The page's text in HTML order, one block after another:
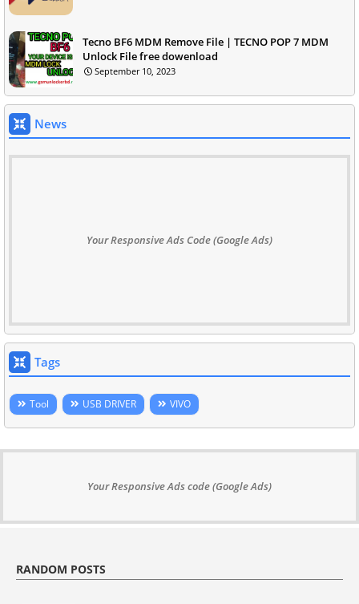
Tecno BF6 MDM Remove File | TECNO POP 7 MDM
Unlock File free dowenload
September 10, 2023
News
Your Responsive Ads Code (Google Ads)
Tags
Tool USB DRIVER VIVO
Your Responsive Ads code (Google Ads)
RANDOM POSTS